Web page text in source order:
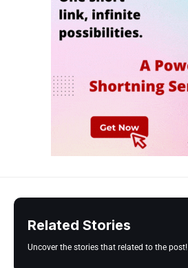
Related Stories
Uncover the stories that related to the post!